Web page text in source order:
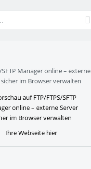
SFTP Manager online – externe
sicher im Browser verwalten
Ihre Webseite hier